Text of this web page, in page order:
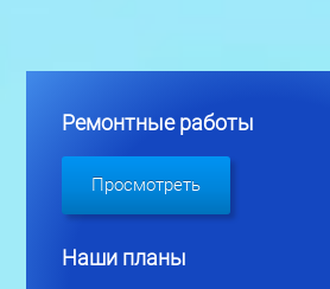
Ремонтные работы
Просмотреть
Наши планы